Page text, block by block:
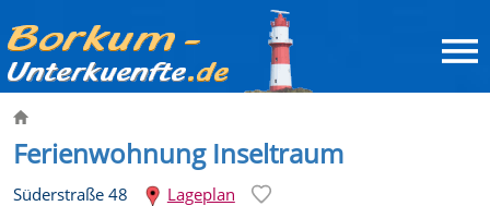
Ferienwohnung Inseltraum
Süderstraße 48 Lageplan